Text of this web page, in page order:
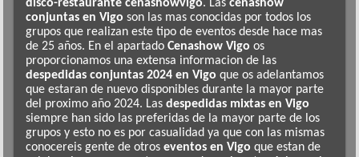
disco-restaurante cenashowvigo. Las cenashow
conjuntas en Vigo son las mas conocidas por todos los
grupos que realizan este tipo de eventos desde hace mas
de 25 años. En el apartadoCenashow Vigo os
proporcionamos una extensa informacion de las
despedidas conjuntas 2024 en Vigo que os adelantamos
que estaran de nuevo disponibles durante la mayor parte
del proximo año 2024. Lasdespedidas mixtas en Vigo
siempre han sido las preferidas de la mayor parte de los
grupos y esto no es por casualidad ya que con las mismas
conocereis gente de otroseventos en Vigo que estan de